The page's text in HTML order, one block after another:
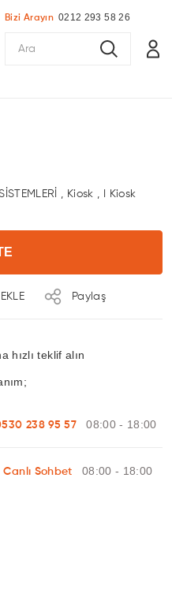
Bizi Arayın 0212 293 58 26
, Kiosk , I Kiosk
Paylaş
hızlı teklif alın
238 95 57 08:00 - 18:00
Canlı Sohbet 08:00 - 18:00